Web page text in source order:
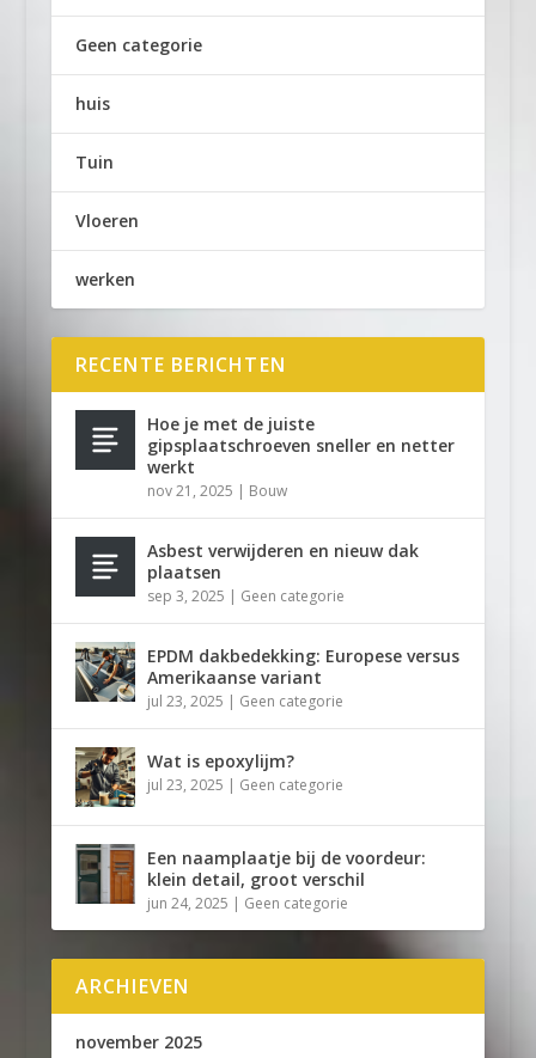
Geen categorie
huis
Tuin
Vloeren
werken
RECENTE BERICHTEN
Hoe je met de juiste
gipsplaatschroeven sneller en netter
werkt
nov 21, 2025 | Bouw
Asbest verwijderen en nieuw dak
plaatsen
sep 3, 2025 | Geen categorie
EPDM dakbedekking: Europese versus
Amerikaanse variant
jul 23, 2025 | Geen categorie
Wat is epoxylijm?
jul 23, 2025 | Geen categorie
Een naamplaatje bij de voordeur:
klein detail, groot verschil
jun 24, 2025 | Geen categorie
ARCHIEVEN
november 2025